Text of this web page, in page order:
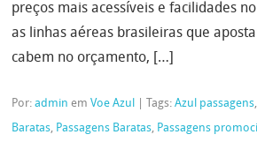
preços mais acessíveis e facilidades
as linhas aéreas brasileiras que
cabem no orçamento, […]
Por:admin emVoe Azul Tags:Azul passagens,
Baratas, Passagens Baratas, Passagens